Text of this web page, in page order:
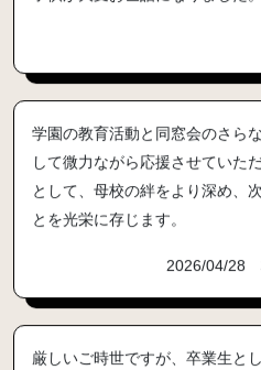
学園の教育活動と同窓会のさら
して微力ながら応援させていた
として、母校の絆をより深め、
とを光栄に存じます。
2026/04/28
厳しいご時世ですが、卒業生と